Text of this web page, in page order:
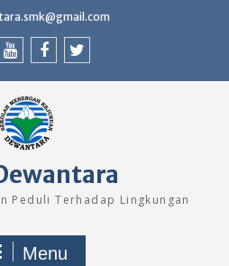
Peduli Terhadap Lingkungan
Menu